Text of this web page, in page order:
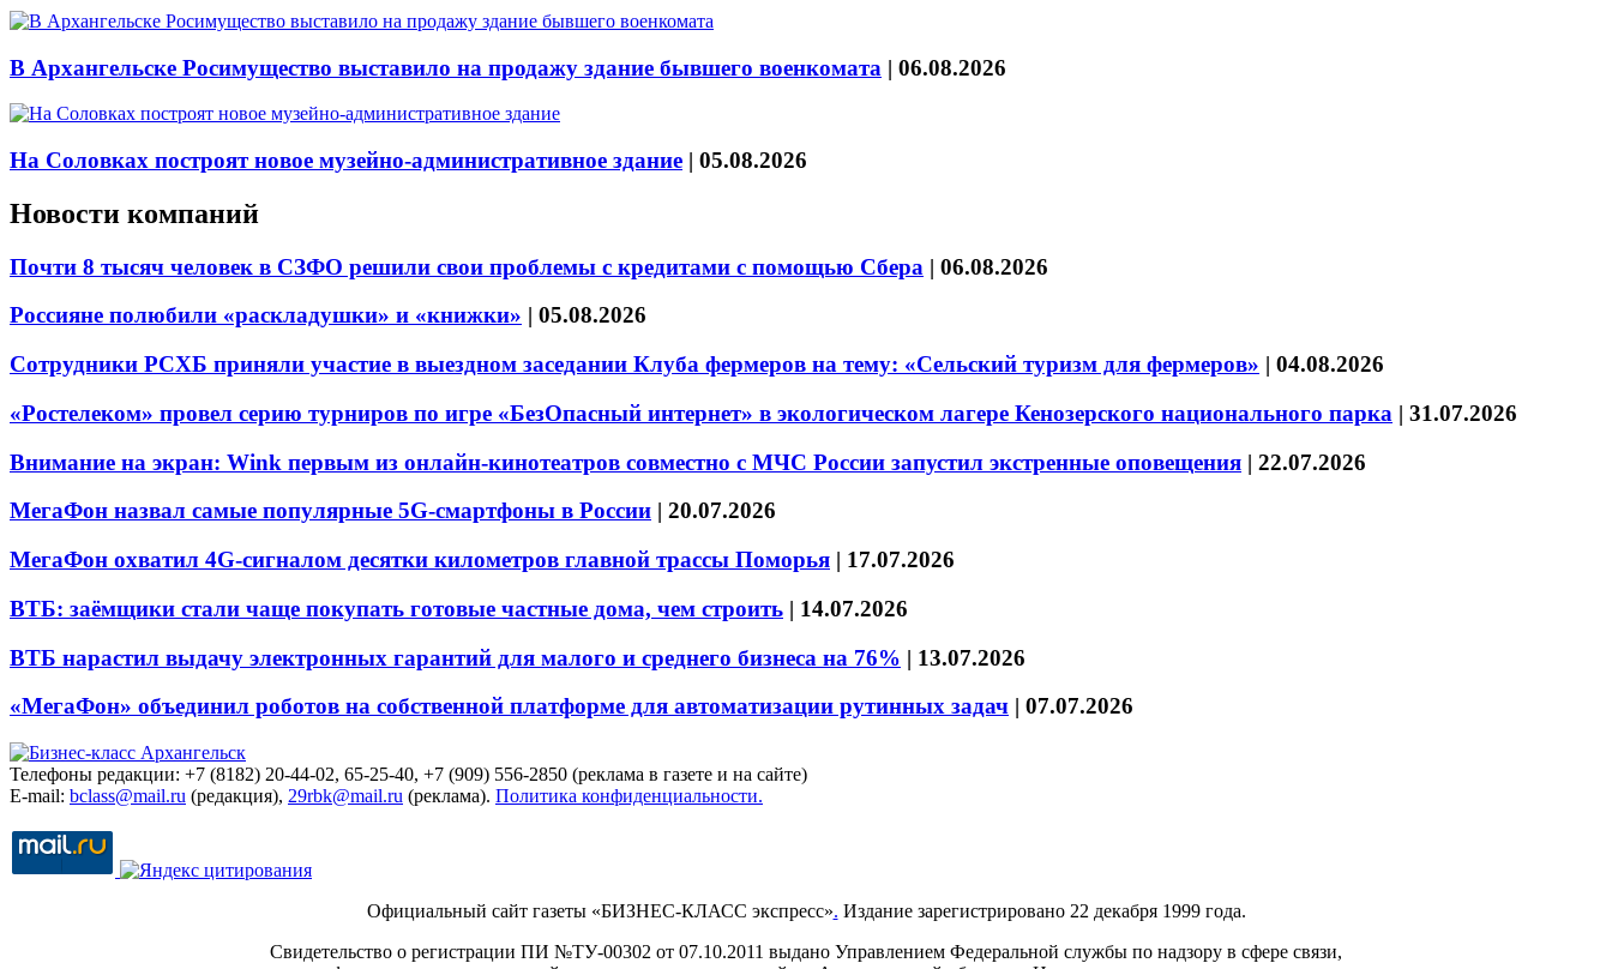
В Архангельске Росимущество выставило на продажу здание бывшего военкомата | 06.08.2026
На Соловках построят новое музейно-административное здание | 05.08.2026
Новости компаний
Почти 8 тысяч человек в СЗФО решили свои проблемы с кредитами с помощью Сбера | 06.08.2026
Россияне полюбили «раскладушки» и «книжки» | 05.08.2026
Сотрудники РСХБ приняли участие в выездном заседании Клуба фермеров на тему: «Сельский туризм для фермеров» | 04.08.2026
«Ростелеком» провел серию турниров по игре «БезОпасный интернет» в экологическом лагере Кенозерского национального парка | 31.07.2026
Внимание на экран: Wink первым из онлайн-кинотеатров совместно с МЧС России запустил экстренные оповещения | 22.07.2026
МегаФон назвал самые популярные 5G-смартфоны в России | 20.07.2026
МегаФон охватил 4G-сигналом десятки километров главной трассы Поморья | 17.07.2026
ВТБ: заёмщики стали чаще покупать готовые частные дома, чем строить | 14.07.2026
ВТБ нарастил выдачу электронных гарантий для малого и среднего бизнеса на 76% | 13.07.2026
«МегаФон» объединил роботов на собственной платформе для автоматизации рутинных задач | 07.07.2026
Телефоны редакции: +7 (8182) 20-44-02, 65-25-40, +7 (909) 556-2850 (реклама в газете и на сайте)
E-mail: bclass@mail.ru (редакция), 29rbk@mail.ru (реклама). Политика конфиденциальности.
Официальный сайт газеты «БИЗНЕС-КЛАСС экспресс». Издание зарегистрировано 22 декабря 1999 года.
Свидетельство о регистрации ПИ №ТУ-00302 от 07.10.2011 выдано Управлением Федеральной службы по надзору в сфере связи,